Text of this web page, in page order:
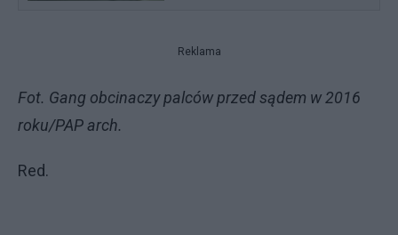
Reklama
Fot. Gang obcinaczy palców przed sądem w 2016
roku/PAP arch.
Red.